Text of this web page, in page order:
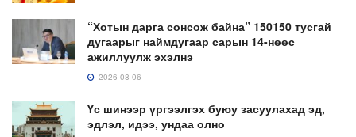
“Хотын дарга сонсож байна” 150150 тусгай
дугаарыг наймдугаар сарын 14-нөөс
ажиллуулж эхэлнэ
2026-08-06
Үс шинээр үргээлгэх буюу засуулахад эд,
эдлэл, идээ, ундаа олно